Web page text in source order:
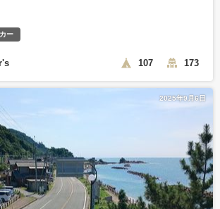
ー
107 173
2025年9月6日